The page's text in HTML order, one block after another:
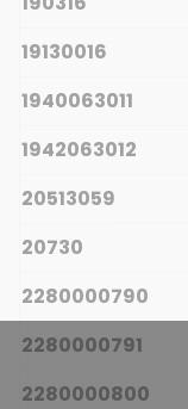
19130016
1940063011
1942063012
20513059
20730
2280000790
2280000791
2280000800